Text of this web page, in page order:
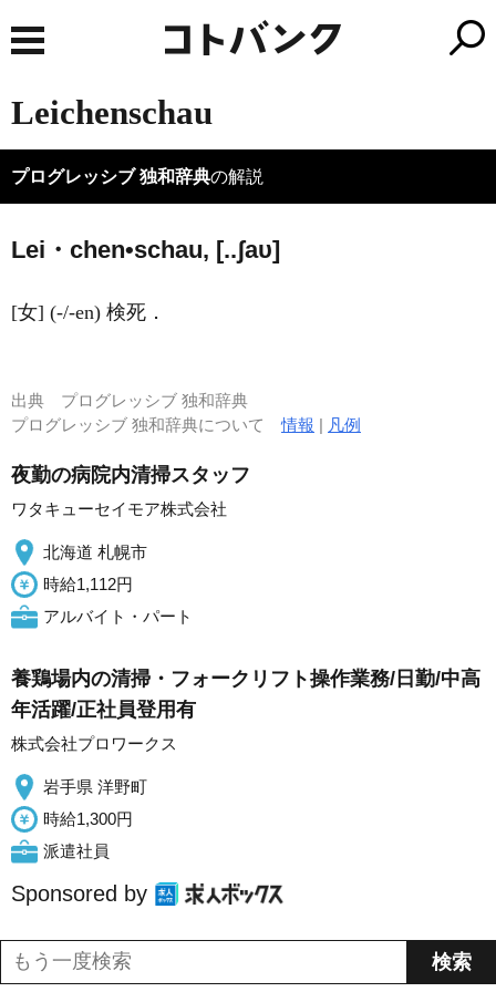
Leichenschau
プログレッシブ 独和辞典の解説
Lei・chen•schau, [..ʃaυ]
[女] (-/-en) 検死．
出典 プログレッシブ 独和辞典
プログレッシブ 独和辞典について情報 | 凡例
夜勤の病院内清掃スタッフ
ワタキューセイモア株式会社
北海道 札幌市
時給1,112円
アルバイト・パート
養鶏場内の清掃・フォークリフト操作業務/日勤/中高
年活躍/正社員登用有
株式会社プロワークス
岩手県 洋野町
時給1,300円
派遣社員
Sponsored by